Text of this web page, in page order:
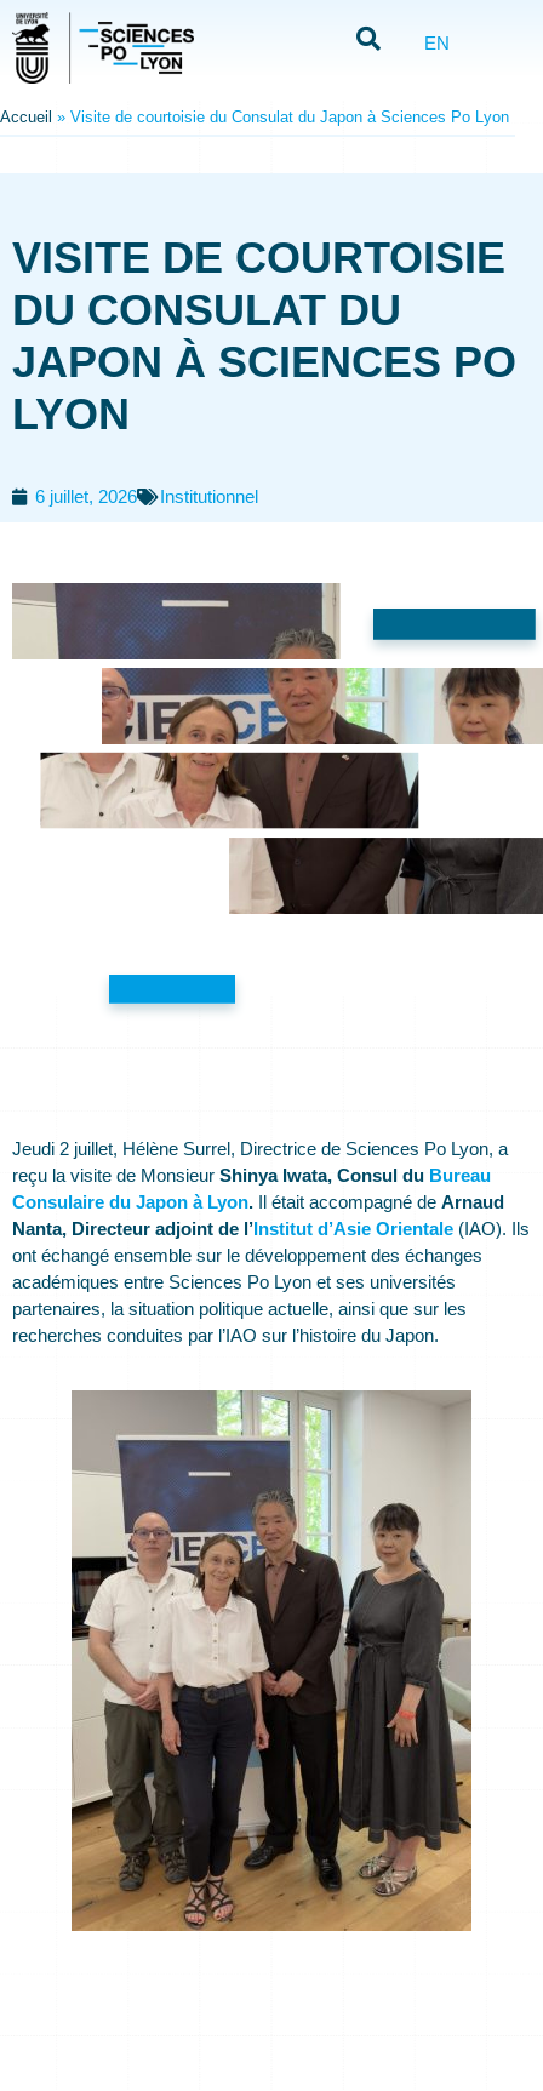
EN
Accueil » Visite de courtoisie du Consulat du Japon à Sciences Po Lyon
VISITE DE COURTOISIE
DU CONSULAT DU
JAPON À SCIENCES PO
LYON
6 juillet, 2026 Institutionnel
Jeudi 2 juillet, Hélène Surrel, Directrice de Sciences Po Lyon, a
reçu la visite de Monsieur Shinya Iwata, Consul du Bureau
Consulaire du Japon à Lyon. Il était accompagné de Arnaud
Nanta, Directeur adjoint de l’Institut d’Asie Orientale (IAO). Ils
ont échangé ensemble sur le développement des échanges
académiques entre Sciences Po Lyon et ses universités
partenaires, la situation politique actuelle, ainsi que sur les
recherches conduites par l’IAO sur l’histoire du Japon.